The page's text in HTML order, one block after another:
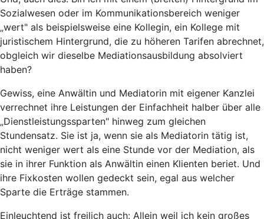
Sozialwesen oder im Kommunikationsbereich weniger
„wert" als beispielsweise eine Kollegin, ein Kollege mit
juristischem Hintergrund, die zu höheren Tarifen abrechnet,
obgleich wir dieselbe Mediationsausbildung absolviert
haben?
Gewiss, eine Anwältin und Mediatorin mit eigener Kanzlei
verrechnet ihre Leistungen der Einfachheit halber über alle
„Dienstleistungssparten" hinweg zum gleichen
Stundensatz. Sie ist ja, wenn sie als Mediatorin tätig ist,
nicht weniger wert als eine Stunde vor der Mediation, als
sie in ihrer Funktion als Anwältin einen Klienten beriet. Und
ihre Fixkosten wollen gedeckt sein, egal aus welcher
Sparte die Erträge stammen.
Einleuchtend ist freilich auch: Allein weil ich kein großes